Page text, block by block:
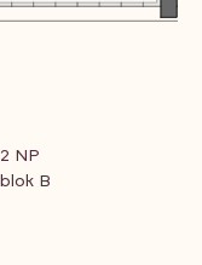
2 NP
blok B